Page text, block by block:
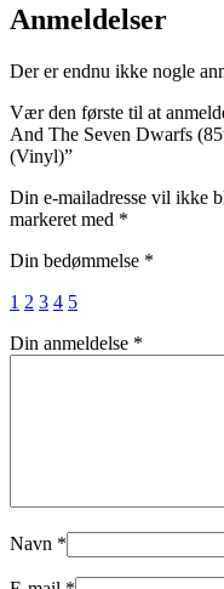
Anmeldelser
Der er endnu ikke nogle
Vær den første til at
And The Seven Dwarfs
(Vinyl)”
Din e-mailadresse vil ikke
markeret med *
Din bedømmelse *
1 2 3 4 5
Din anmeldelse *
Navn *